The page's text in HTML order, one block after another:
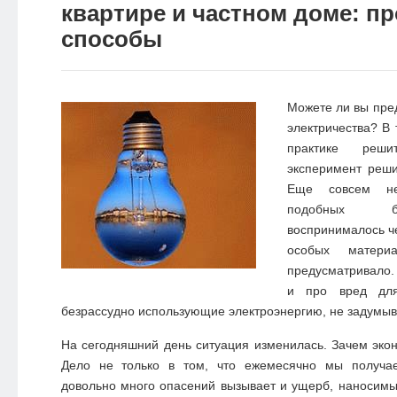
квартире и частном доме:
способы
Можете ли вы
электричества?
практике
эксперимент
Еще совсем
подобных
воспринималось
особых
и про вред
безрассудно использующие электроэнергию, не
На сегодняшний день ситуация изменилась. Зачем
Дело не только в том, что ежемесячно мы
довольно много опасений вызывает и ущерб,